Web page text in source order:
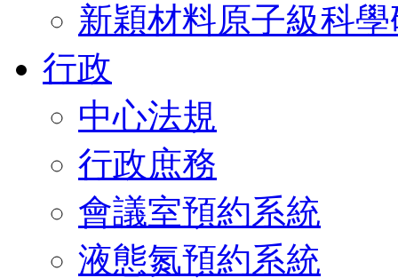
新穎材料原子級科
行政
中心法規
行政庶務
會議室預約系統
液態氮預約系統